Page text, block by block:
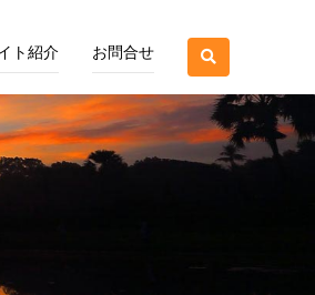
ト紹介 お問合せ